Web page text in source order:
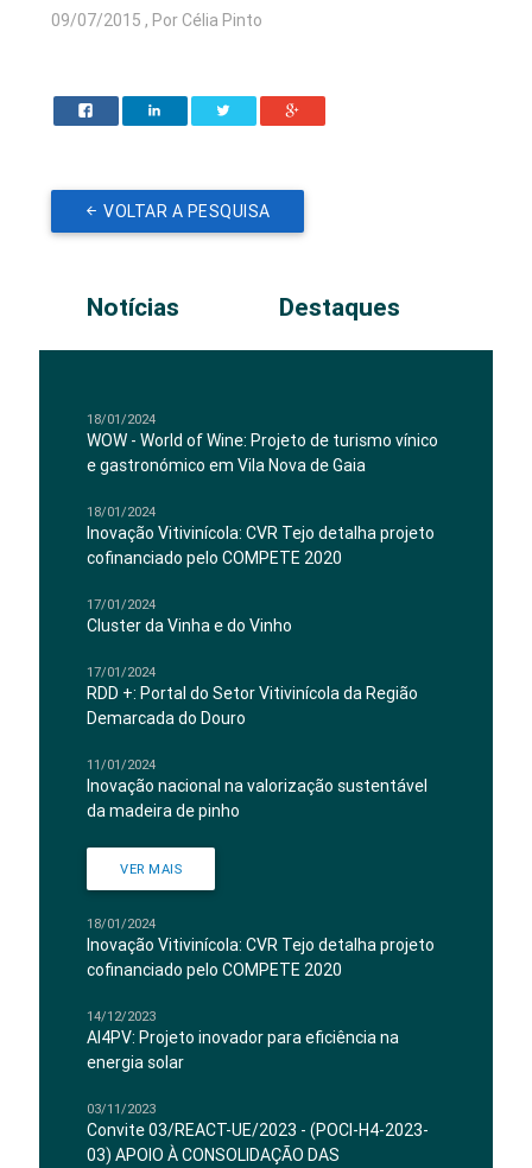
09/07/2015 , Por Célia Pinto
VOLTAR A PESQUISA
Notícias Destaques
18/01/2024
WOW - World of Wine: Projeto de turismo vínico
e gastronómico em Vila Nova de Gaia
18/01/2024
Inovação Vitivinícola: CVR Tejo detalha projeto
cofinanciado pelo COMPETE 2020
17/01/2024
Cluster da Vinha e do Vinho
17/01/2024
RDD +: Portal do Setor Vitivinícola da Região
Demarcada do Douro
11/01/2024
Inovação nacional na valorização sustentável
da madeira de pinho
VER MAIS
18/01/2024
Inovação Vitivinícola: CVR Tejo detalha projeto
cofinanciado pelo COMPETE 2020
14/12/2023
AI4PV: Projeto inovador para eficiência na
energia solar
03/11/2023
Convite 03/REACT-UE/2023 - (POCI-H4-2023-
03) APOIO À CONSOLIDAÇÃO DAS